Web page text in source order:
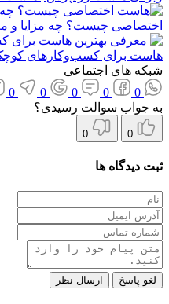
اختصاصی چیست؟ چه مزایا و
هاست برای کسب‌وکارهای
شبکه های اجتماعی
0
0
0
0
0
به جواب سوالت رسیدی؟
0
0
ثبت دیدگاه ها
لغو پاسخ ارسال نظر